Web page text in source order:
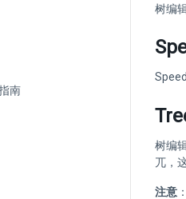
南
树编
树编
兀，
注意